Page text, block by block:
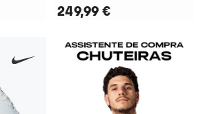
249,99 €